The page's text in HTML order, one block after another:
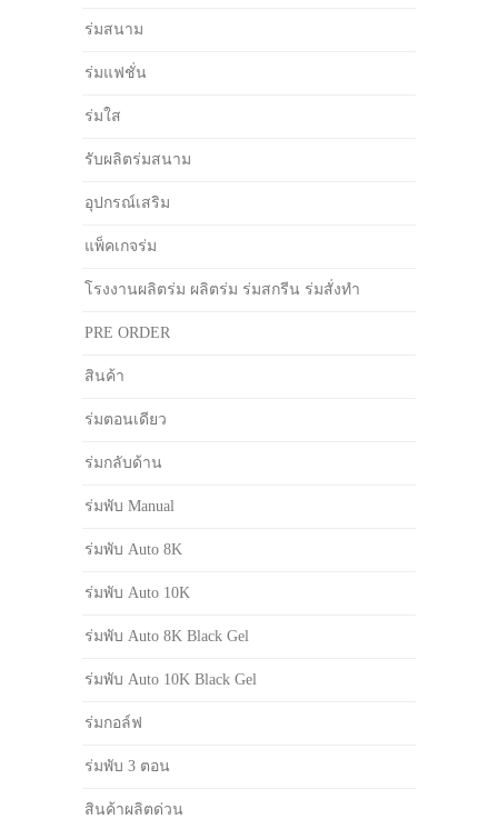
ร่มสนาม
ร่มแฟชั่น
ร่มใส
รับผลิตร่มสนาม
อุปกรณ์เสริม
แพ็คเกจร่ม
โรงงานผลิตร่ม ผลิตร่ม ร่มสกรีน ร่มสั่งทำ
PRE ORDER
สินค้า
ร่มตอนเดียว
ร่มกลับด้าน
ร่มพับ Manual
ร่มพับ Auto 8K
ร่มพับ Auto 10K
ร่มพับ Auto 8K Black Gel
ร่มพับ Auto 10K Black Gel
ร่มกอล์ฟ
ร่มพับ 3 ตอน
สินค้าผลิตด่วน